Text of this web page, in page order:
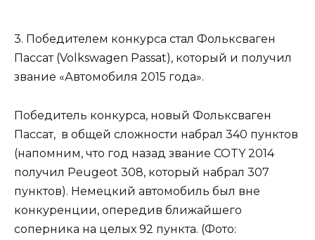
3. Победителем конкурса стал Фольксваген
Пассат (Volkswagen Passat), который и получил
звание «Автомобиля 2015 года».
Победитель конкурса, новый Фольксваген
Пассат, в общей сложности набрал 340 пунктов
(напомним, что год назад звание COTY 2014
получил Peugeot 308, который набрал 307
пунктов). Немецкий автомобиль был вне
конкуренции, опередив ближайшего
соперника на целых 92 пункта. (Фото: